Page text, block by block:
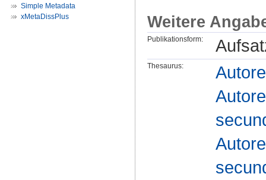
Simple Metadata
xMetaDissPlus
Weitere
Publikationsform:
Thesaurus: